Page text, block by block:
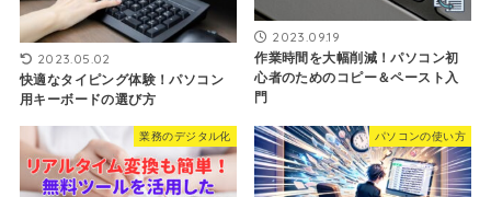
2023.05.02
快適なタイピング体験！パソコン
用キーボードの選び方
2023.09.19
作業時間を大幅削減！パソコン初
心者のためのコピー＆ペースト入
門
業務のデジタル化 パソコンの使い方